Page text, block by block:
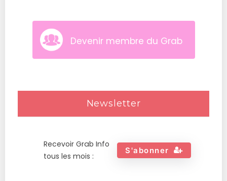
Devenir membre du Grab
Newsletter
Recevoir Grab Info
tous les mois :
S'abonner